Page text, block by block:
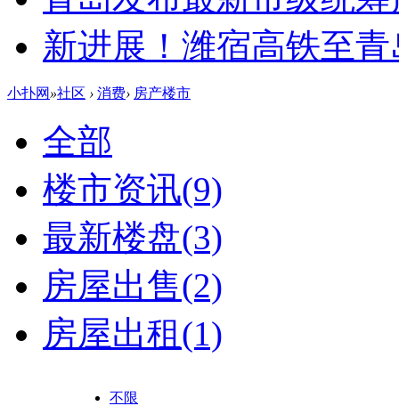
新进展！潍宿高铁至
小扑网 »社区 › 消费› 房产楼市
全部
楼市资讯(9)
最新楼盘(3)
房屋出售(2)
房屋出租(1)
不限